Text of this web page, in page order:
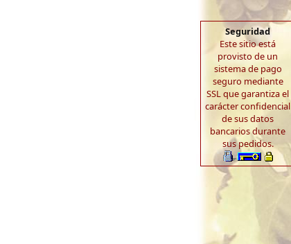
Seguridad
Este sitio está
provisto de un
sistema de pago
seguro mediante
SSL que garantiza el
carácter confidencial
de sus datos
bancarios durante
sus pedidos.